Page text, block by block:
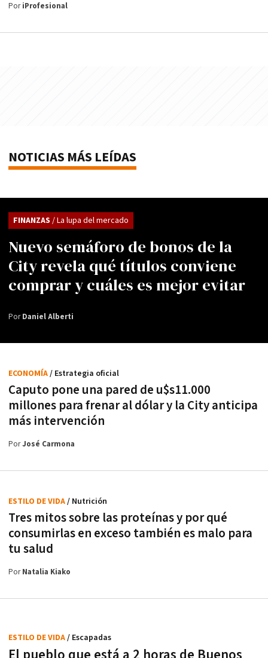
PoriProfesional
NOTICIAS MÁS LEÍDAS
Nuevo semáforo de bonos de la
City revela qué títulos conviene
comprar y cuáles es mejor evitar
FINANZAS / La lupa del mercado
PorDaniel Alberti
Caputo pone una pared de u$s11.000
millones para frenar al dólar y la City anticipa
más intervención
ECONOMÍA/ Estrategia oficial
PorJosé Carmona
Tres mitos sobre las proteínas y por qué
consumirlas en exceso también es malo para
tu salud
ESTILO DE VIDA/ Nutrición
PorNatalia Kiako
ESTILO DE VIDA/ Escapadas